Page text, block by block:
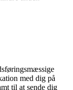
med dig på
til at sende dig